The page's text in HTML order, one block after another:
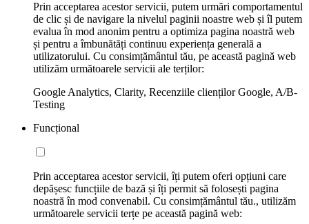
Prin acceptarea acestor servicii, putem urmări comportamentul
de clic și de navigare la nivelul paginii noastre web și îl putem
evalua în mod anonim pentru a optimiza pagina noastră web
și pentru a îmbunătăți continuu experiența generală a
utilizatorului. Cu consimțământul tău, pe această pagină web
utilizăm următoarele servicii ale terților:
Google Analytics, Clarity, Recenziile clienților Google, A/B-
Testing
Funcțional
Prin acceptarea acestor servicii, îți putem oferi opțiuni care
depășesc funcțiile de bază și îți permit să folosești pagina
noastră în mod convenabil. Cu consimțământul tău., utilizăm
următoarele servicii terțe pe această pagină web: